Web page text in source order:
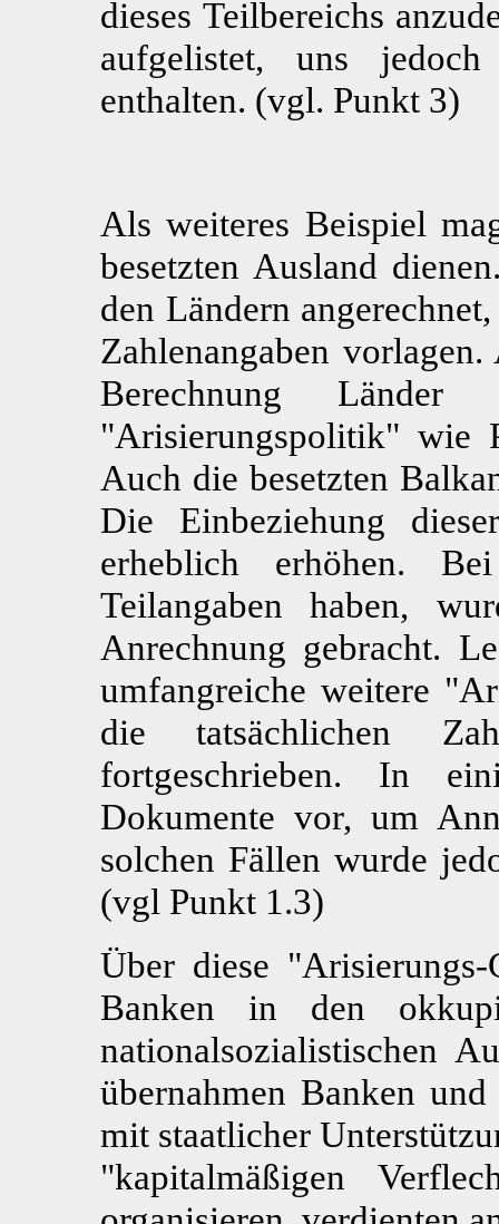
dieses Teilbereichs
aufgelistet, uns
enthalten. (vgl. Punkt 3)
Als weiteres Beispiel
besetzten Ausland
den Ländern
Zahlenangaben
Berechnung
"Arisierungspolitik" wie
Auch die besetzten
Die Einbeziehung
erheblich erhöhen.
Teilangaben haben,
Anrechnung gebracht.
umfangreiche weitere
die tatsächlichen
fortgeschrieben. In
Dokumente vor, um
solchen Fällen wurde
(vgl Punkt 1.3)
Über diese
Banken in den
nationalsozialistischen
übernahmen Banken
mit staatlicher
"kapitalmäßigen